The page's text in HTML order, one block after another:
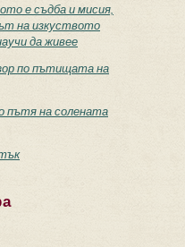
е съдба и мисия,
на изкуството
да живее
по пътищата на
пътя на солената